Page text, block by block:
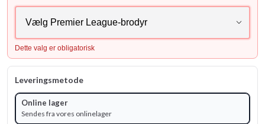
Dette valg er obligatorisk
Leveringsmetode
Online lager
Sendes fra vores onlinelager